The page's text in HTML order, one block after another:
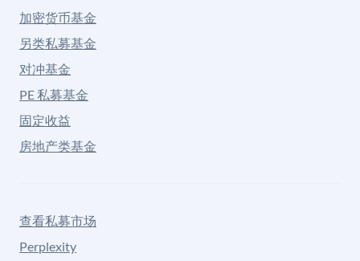
加密货币基金
另类私募基金
对冲基金
PE 私募基金
固定收益
房地产类基金
查看私募市场
Perplexity